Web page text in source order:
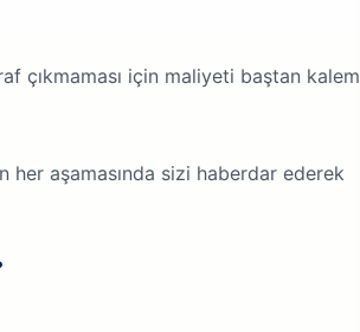
çıkmaması için maliyeti baştan kalem
her aşamasında sizi haberdar ederek